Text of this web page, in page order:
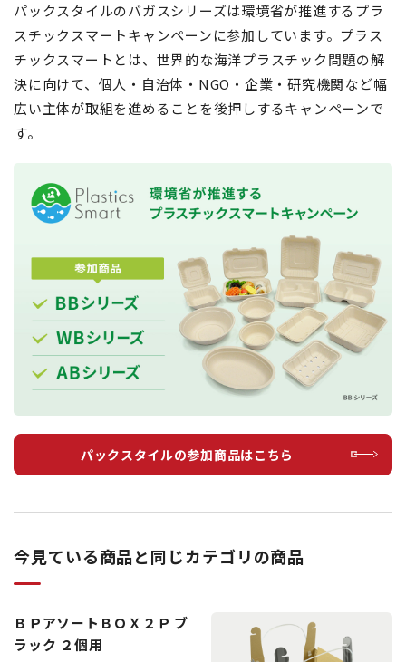
パックスタイルのバガスシリーズは環境省が推進するプラ
スチックスマートキャンペーンに参加しています。プラス
チックスマートとは、世界的な海洋プラスチック問題の解
決に向けて、個人・自治体・NGO・企業・研究機関など幅
広い主体が取組を進めることを後押しするキャンペーンで
す。
パックスタイルの参加商品はこちら
今見ている商品と同じカテゴリの商品
ＢＰアソートＢＯＸ２Ｐ ブ
ラック ２個用